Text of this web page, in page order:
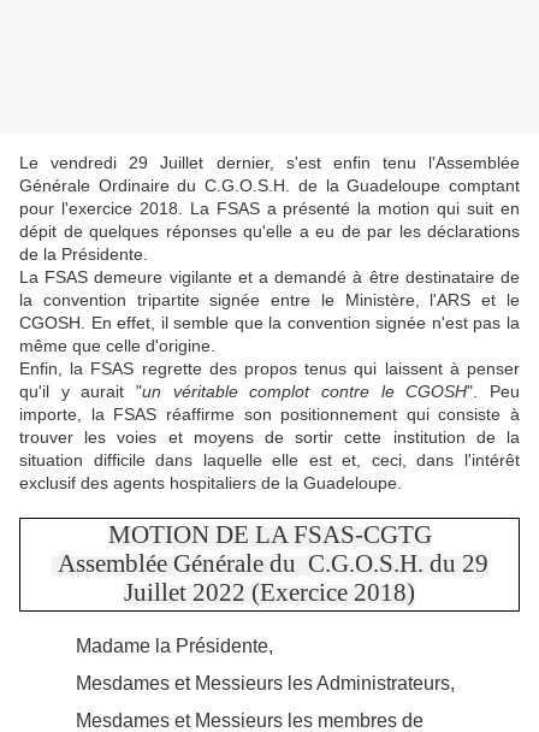
Le vendredi 29 Juillet dernier, s'est enfin tenu l'Assemblée
Générale Ordinaire du C.G.O.S.H. de la Guadeloupe comptant
pour l'exercice 2018. La FSAS a présenté la motion qui suit en
dépit de quelques réponses qu'elle a eu de par les déclarations
de la Présidente.
La FSAS demeure vigilante et a demandé à être destinataire de
la convention tripartite signée entre le Ministère, l'ARS et le
CGOSH. En effet, il semble que la convention signée n'est pas la
même que celle d'origine.
Enfin, la FSAS regrette des propos tenus qui laissent à penser
qu'il y aurait "un véritable complot contre le CGOSH". Peu
importe, la FSAS réaffirme son positionnement qui consiste à
trouver les voies et moyens de sortir cette institution de la
situation difficile dans laquelle elle est et, ceci, dans l'intérêt
exclusif des agents hospitaliers de la Guadeloupe.
MOTION DE LA FSAS-CGTG
Assemblée Générale du C.G.O.S.H. du 29
Juillet 2022 (Exercice 2018)
Madame la Présidente,
Mesdames et Messieurs les Administrateurs,
Mesdames et Messieurs les membres de